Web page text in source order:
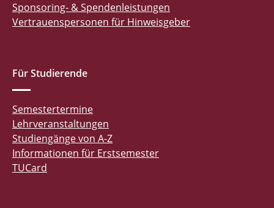
Sponsoring- & Spendenleistungen
Vertrauenspersonen für Hinweisgeber
Für Studierende
Semestertermine
Lehrveranstaltungen
Studiengänge von A-Z
Informationen für Erstsemester
TUCard